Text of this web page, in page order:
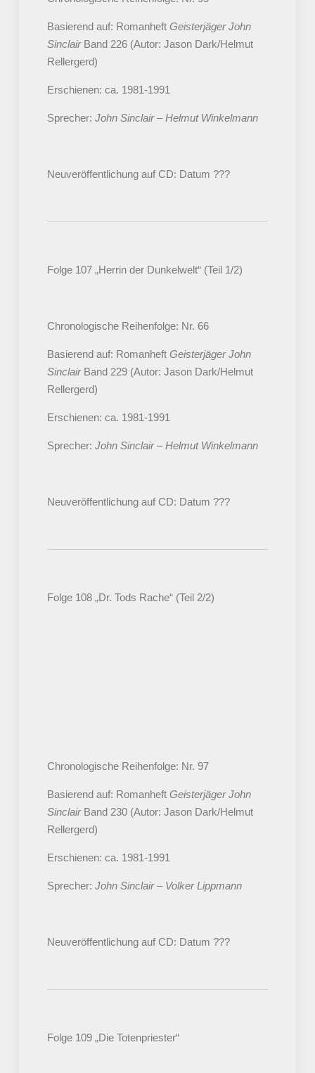
Basierend auf: Romanheft Geisterjäger John
SinclairBand 226 (Autor: Jason Dark/Helmut
Rellergerd)
Erschienen: ca. 1981-1991
Sprecher: John Sinclair – Helmut Winkelmann
Neuveröffentlichung auf CD: Datum ???
Folge 107 „Herrin der Dunkelwelt“ (Teil 1/2)
Chronologische Reihenfolge: Nr. 66
Basierend auf: Romanheft Geisterjäger John
SinclairBand 229 (Autor: Jason Dark/Helmut
Rellergerd)
Erschienen: ca. 1981-1991
Sprecher: John Sinclair – Helmut Winkelmann
Neuveröffentlichung auf CD: Datum ???
Folge 108 „Dr. Tods Rache“ (Teil 2/2)
Chronologische Reihenfolge: Nr. 97
Basierend auf: Romanheft Geisterjäger John
SinclairBand 230 (Autor: Jason Dark/Helmut
Rellergerd)
Erschienen: ca. 1981-1991
Sprecher: John Sinclair – Volker Lippmann
Neuveröffentlichung auf CD: Datum ???
Folge 109 „Die Totenpriester“